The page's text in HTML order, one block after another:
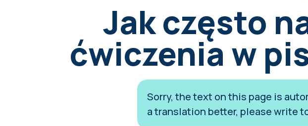
Jak często
ćwiczenia w
Sorry, the text on this page is
a translation better, please write